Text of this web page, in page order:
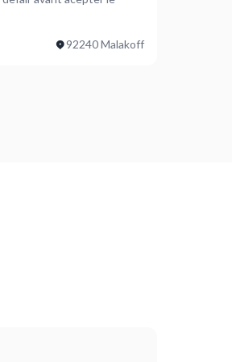
92240 Malakoff